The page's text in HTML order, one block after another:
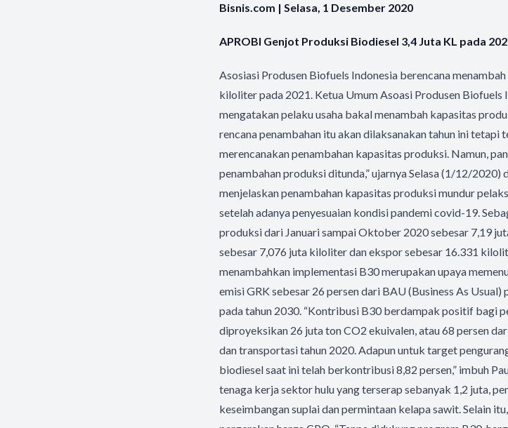
Bisnis.com | Selasa, 1 Desember 2020
APROBI Genjot Produksi Biodiesel 3,4 Juta KL pada
Asosiasi Produsen Biofuels Indonesia berencana
kiloliter pada 2021. Ketua Umum Asoasi Produsen
mengatakan pelaku usaha bakal menambah kapasitas
rencana penambahan itu akan dilaksanakan tahun ini tetapi
merencanakan penambahan kapasitas produksi. Namun,
penambahan produksi ditunda,” ujarnya Selasa (1/12/2020)
menjelaskan penambahan kapasitas produksi mundur
setelah adanya penyesuaian kondisi pandemi covid-19.
produksi dari Januari sampai Oktober 2020 sebesar 7,19
sebesar 7,076 juta kiloliter dan ekspor sebesar 16.331
menambahkan implementasi B30 merupakan upaya
emisi GRK sebesar 26 persen dari BAU (Business As
pada tahun 2030. “Kontribusi B30 berdampak positif bagi
diproyeksikan 26 juta ton CO2 ekuivalen, atau 68 persen
dan transportasi tahun 2020. Adapun untuk target
biodiesel saat ini telah berkontribusi 8,82 persen,” imbuh
tenaga kerja sektor hulu yang terserap sebanyak 1,2 juta,
keseimbangan suplai dan permintaan kelapa sawit. Selain